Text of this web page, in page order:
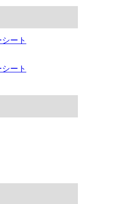
ート
ート